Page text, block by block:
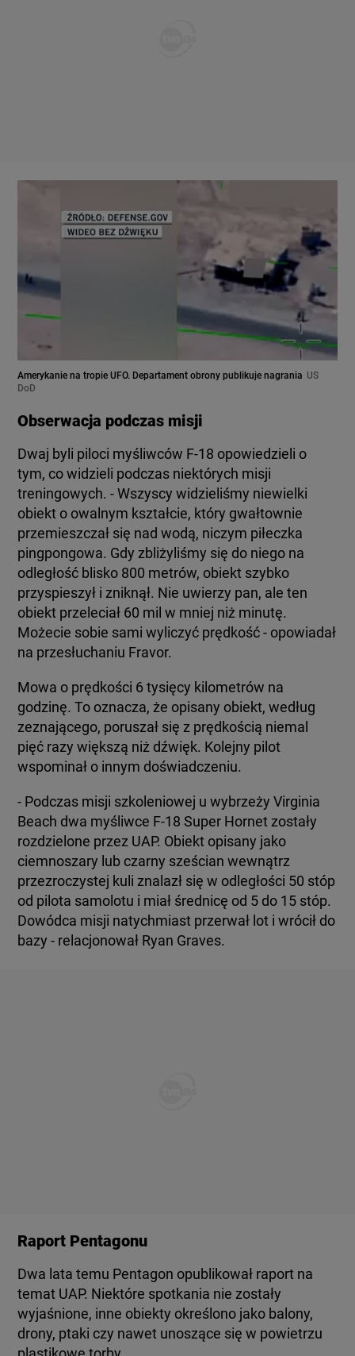
Amerykanie na tropie UFO. Departament obrony publikuje nagrania US
DoD
Obserwacja podczas misji
Dwaj byli piloci myśliwców F-18 opowiedzieli o
tym, co widzieli podczas niektórych misji
treningowych. - Wszyscy widzieliśmy niewielki
obiekt o owalnym kształcie, który gwałtownie
przemieszczał się nad wodą, niczym piłeczka
pingpongowa. Gdy zbliżyliśmy się do niego na
odległość blisko 800 metrów, obiekt szybko
przyspieszył i zniknął. Nie uwierzy pan, ale ten
obiekt przeleciał 60 mil w mniej niż minutę.
Możecie sobie sami wyliczyć prędkość - opowiadał
na przesłuchaniu Fravor.
Mowa o prędkości 6 tysięcy kilometrów na
godzinę. To oznacza, że opisany obiekt, według
zeznającego, poruszał się z prędkością niemal
pięć razy większą niż dźwięk. Kolejny pilot
wspominał o innym doświadczeniu.
- Podczas misji szkoleniowej u wybrzeży Virginia
Beach dwa myśliwce F-18 Super Hornet zostały
rozdzielone przez UAP. Obiekt opisany jako
ciemnoszary lub czarny sześcian wewnątrz
przezroczystej kuli znalazł się w odległości 50 stóp
od pilota samolotu i miał średnicę od 5 do 15 stóp.
Dowódca misji natychmiast przerwał lot i wrócił do
bazy - relacjonował Ryan Graves.
Raport Pentagonu
Dwa lata temu Pentagon opublikował raport na
temat UAP. Niektóre spotkania nie zostały
wyjaśnione, inne obiekty określono jako balony,
drony, ptaki czy nawet unoszące się w powietrzu